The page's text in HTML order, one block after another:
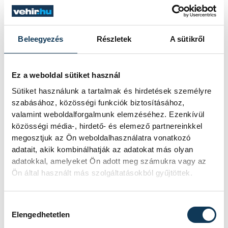
Beleegyezés Részletek A sütikről
Ez a weboldal sütiket használ
Sütiket használunk a tartalmak és hirdetések személyre
szabásához, közösségi funkciók biztosításához,
valamint weboldalforgalmunk elemzéséhez. Ezenkívül
közösségi média-, hirdető- és elemező partnereinkkel
megosztjuk az Ön weboldalhasználatra vonatkozó
adatait, akik kombinálhatják az adatokat más olyan
adatokkal, amelyeket Ön adott meg számukra vagy az
Ön által használt más szolgáltatásokból gyűjtöttek.
Elengedhetetlen
Késéltánc a Dunán: Mi
történik, ha leáll Paks?
Mártha Imre, az MVM Zrt. egykori
adott interjújában vázolta fel a Paksi
Atomerőmű előtt álló példátlan
technológiai kihívásokat. A
szakember, aki korábban éveken át
felelt a hazai energetikai
fejlesztésekért és a paksi blokkok
működéséért, arra figyelmeztet: az
erőmű olyan üzemállapotban van,
amelyre eredetileg nem tervezték.
kezdeményezte, hogy